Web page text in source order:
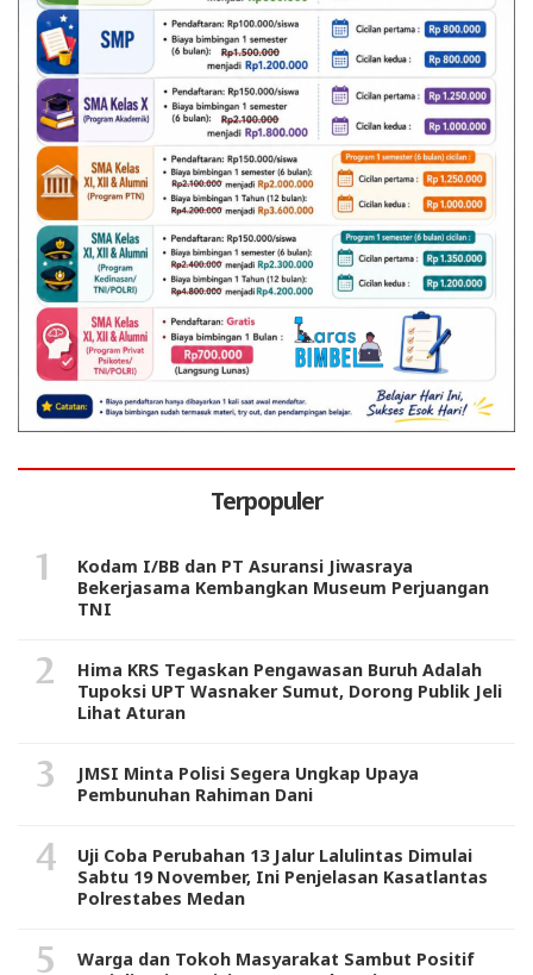
Terpopuler
Kodam I/BB dan PT Asuransi Jiwasraya
Bekerjasama Kembangkan Museum Perjuangan
TNI
Hima KRS Tegaskan Pengawasan Buruh Adalah
Tupoksi UPT Wasnaker Sumut, Dorong Publik Jeli
Lihat Aturan
JMSI Minta Polisi Segera Ungkap Upaya
Pembunuhan Rahiman Dani
Uji Coba Perubahan 13 Jalur Lalulintas Dimulai
Sabtu 19 November, Ini Penjelasan Kasatlantas
Polrestabes Medan
Warga dan Tokoh Masyarakat Sambut Positif